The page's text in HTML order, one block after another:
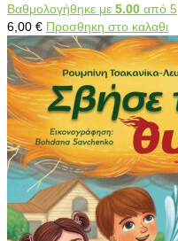
Βαθμολογήθηκε με 5.00 από 5
6,00 € Προσθηκη στο καλαθι